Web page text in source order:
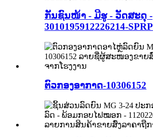
ກັນຊົນໜ້າ - ມີຮູ - ວັດສະດຸ -
3010195912226214-SPRP
ຕົວກອງອາກາດ-10306152